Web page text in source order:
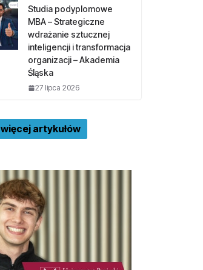
Studia podyplomowe
MBA – Strategiczne
wdrażanie sztucznej
inteligencji i transformacja
organizacji – Akademia
Śląska
27 lipca 2026
więcej artykułów